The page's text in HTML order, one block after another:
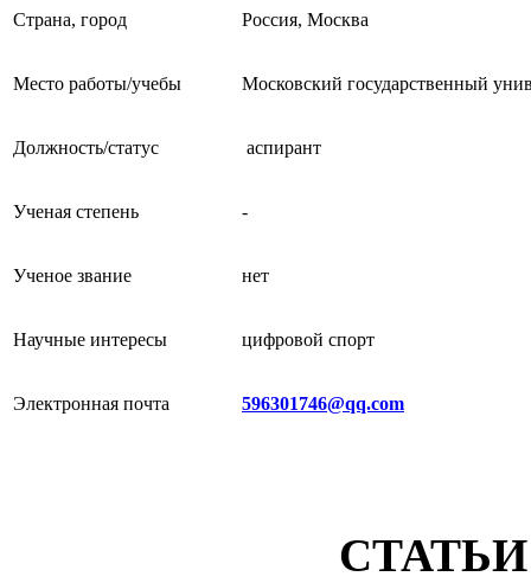
Страна, город Россия, Москва
Место работы/учебы Московский государственный
Должность/статус аспирант
Ученая степень -
Ученое звание нет
Научные интересы цифровой спорт
Электронная почта 596301746@qq.com